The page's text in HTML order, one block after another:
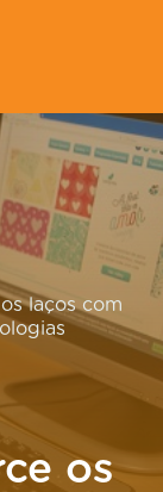
laços com
os